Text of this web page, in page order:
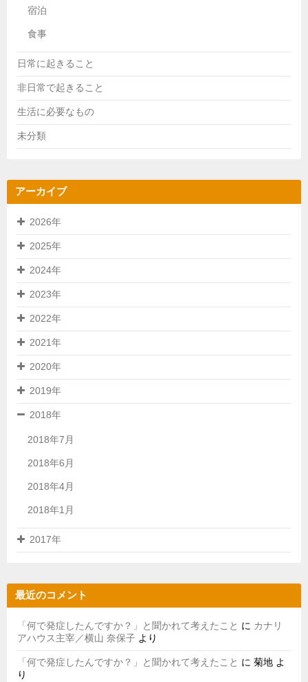
宿泊
食事
日常に起きること
非日常で起きること
生活に必要なもの
未分類
アーカイブ
2026年
2025年
2024年
2023年
2022年
2021年
2020年
2019年
2018年
2018年7月
2018年6月
2018年4月
2018年1月
2017年
最近のコメント
「何で発症したんですか？」と聞かれて考えたこと に カナリ
アハウス主宰／横山 奈保子 より
「何で発症したんですか？」と聞かれて考えたこと に 菊地 よ
り